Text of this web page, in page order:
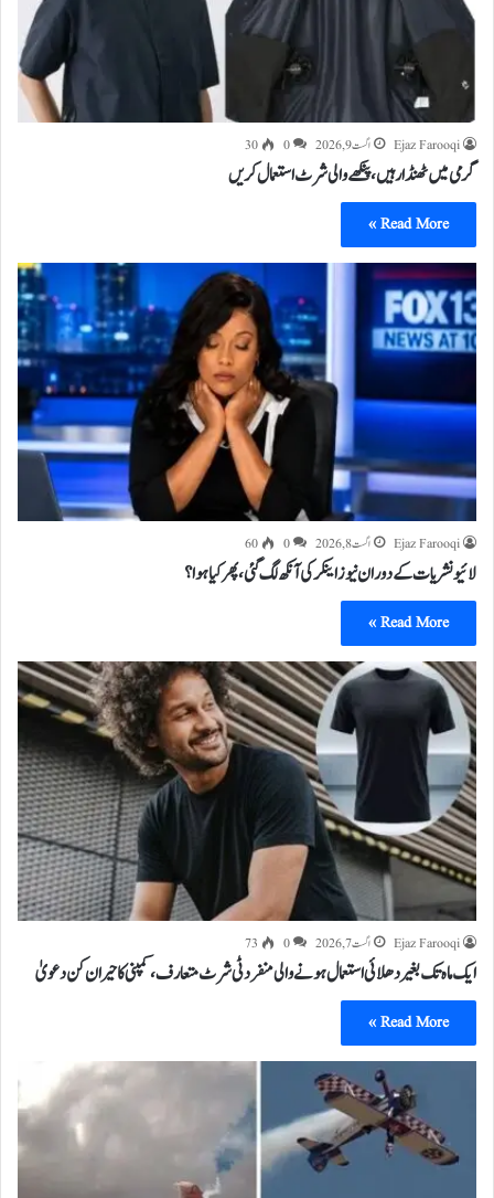
Ejaz Farooqi اگست 9, 2026 0
30
گرمی میں ٹھنڈا رہیں، پنکھے والی شرٹ استعمال کریں
Read More »
Ejaz Farooqi اگست 8, 2026 0
60
لائیو نشریات کے دوران نیوز اینکر کی آنکھ لگ گئی، پھر کیا ہوا؟
Read More »
Ejaz Farooqi اگست 7, 2026 0
73
ایک ماہ تک بغیر دھلائی استعمال ہونے والی منفرد ٹی شرٹ متعارف، کمپنی کا حیران کن دعویٰ
Read More »